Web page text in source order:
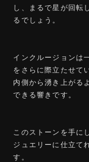
し、まるで星が回転
るでしょう。
インクルージョンは
をさらに際立たせて
内側から湧き上がる
できる響きです。
このストーンを手に
ジュエリーに仕立て
す。